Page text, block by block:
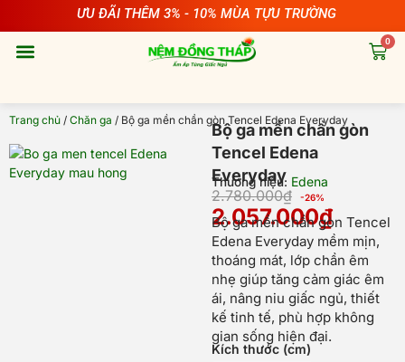
ƯU ĐÃI THÊM 3% - 10% MÙA TỰU TRƯỜNG
0
Cart
Trang chủ / Chăn ga / Bộ ga mền chần gòn Tencel Edena Everyday
Bộ ga mền chần gòn
Tencel Edena
Everyday
Thương hiệu: Edena
2.780.000₫
Giá
gốc
là:
2.057.000₫
Giá
hiện
tại
là:
-26%
Bộ ga mền chần gòn Tencel
Edena Everyday mềm mịn,
thoáng mát, lớp chần êm
nhẹ giúp tăng cảm giác êm
ái, nâng niu giấc ngủ, thiết
kế tinh tế, phù hợp không
gian sống hiện đại.
Kích thước (cm)
Bộ